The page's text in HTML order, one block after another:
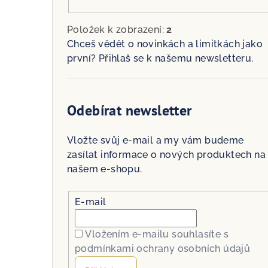
Položek k zobrazení:2
Chceš vědět o novinkách a limitkách jako
první? Přihlaš se k našemu newsletteru.
Odebírat newsletter
Vložte svůj e-mail a my vám budeme
zasílat informace o nových produktech na
našem e-shopu.
E-mail
Vložením e-mailu souhlasíte s
podmínkami ochrany osobních údajů